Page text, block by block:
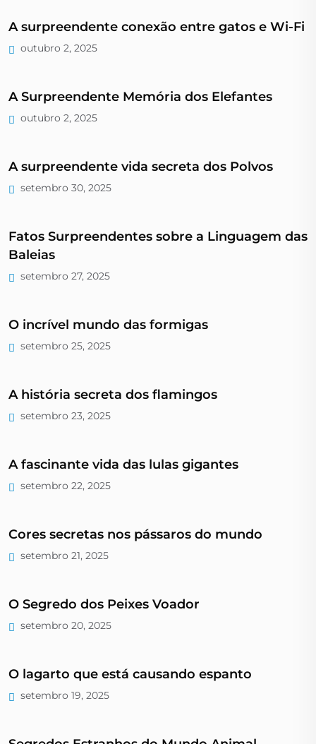
A surpreendente conexão entre gatos e Wi-Fi
outubro 2, 2025
A Surpreendente Memória dos Elefantes
outubro 2, 2025
A surpreendente vida secreta dos Polvos
setembro 30, 2025
Fatos Surpreendentes sobre a Linguagem das
Baleias
setembro 27, 2025
O incrível mundo das formigas
setembro 25, 2025
A história secreta dos flamingos
setembro 23, 2025
A fascinante vida das lulas gigantes
setembro 22, 2025
Cores secretas nos pássaros do mundo
setembro 21, 2025
O Segredo dos Peixes Voador
setembro 20, 2025
O lagarto que está causando espanto
setembro 19, 2025